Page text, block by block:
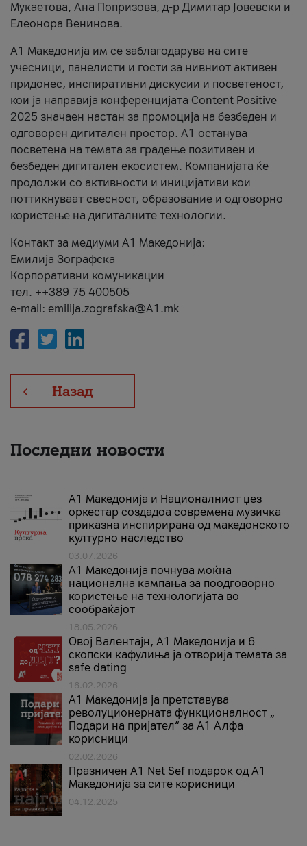
Мукаетова, Ана Попризова, д-р Димитар Јовевски и
Елеонора Венинова.
А1 Македонија им се заблагодарува на сите
учесници, панелисти и гости за нивниот активен
придонес, инспиративни дискусии и посветеност,
кои ја направија конференцијата Content Positive
2025 значаен настан за промоција на безбеден и
одговорен дигитален простор. А1 останува
посветена на темата за градење позитивен и
безбеден дигитален екосистем. Компанијата ќе
продолжи со активности и иницијативи кои
поттикнуваат свесност, образование и одговорно
користење на дигиталните технологии.
Контакт за медиуми А1 Македонија:
Емилија Зографска
Корпоративни комуникации
тел. ++389 75 400505
e-mail: emilija.zografska@A1.mk
Назад
Последни новости
А1 Македонија и Националниот џез
оркестар создадоа современа музичка
приказна инспирирана од македонското
културно наследство
03.07.2026
A1 Македонија почнува моќна
национална кампања за поодговорно
користење на технологијата во
сообраќајот
18.05.2026
Овој Валентајн, A1 Македонија и 6
скопски кафулиња ја отворија темата за
safe dating
16.02.2026
А1 Македонија ја претставува
револуционерната функционалност „
Подари на пријател“ за А1 Алфа
корисници
02.02.2026
Празничен A1 Net Sеf подарок од А1
Македонија за сите корисници
04.12.2025